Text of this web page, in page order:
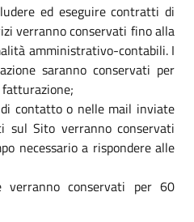
ed eseguire contratti di
verranno conservati fino alla
amministrativo-contabili. I
saranno conservati per
contatto o nelle mail inviate
sul Sito verranno conservati
necessario a rispondere alle
verranno conservati per 60